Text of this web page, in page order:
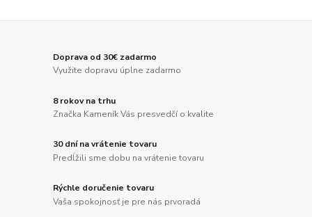
Doprava od 30€ zadarmo
Využite dopravu úplne zadarmo
8 rokov na trhu
Značka Kameník Vás presvedčí o kvalite
30 dní na vrátenie tovaru
Predĺžili sme dobu na vrátenie tovaru
Rýchle doručenie tovaru
Vaša spokojnosť je pre nás prvoradá